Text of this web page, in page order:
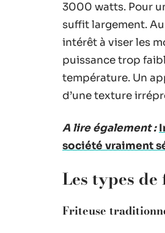
3000 watts. Pour
suffit largement.
intérêt à viser les
puissance trop
température. Un
d’une texture
A lire également :
société vraiment
Les types
Friteuse